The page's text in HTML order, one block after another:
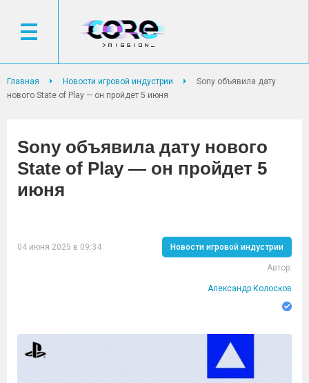
Главная Новости игровой индустрии
Sony объявила дату
нового State of Play — он пройдет 5 июня
Sony объявила дату нового
State of Play — он пройдет 5
июня
04 июня 2025 в 09:34 Новости игровой индустрии
Автор:
Александр Колосков